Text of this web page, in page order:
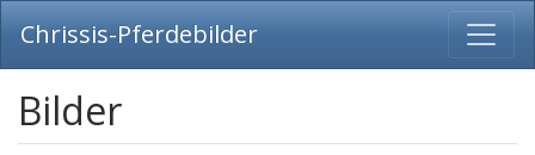
Chrissis-Pferdebilder
Bilder